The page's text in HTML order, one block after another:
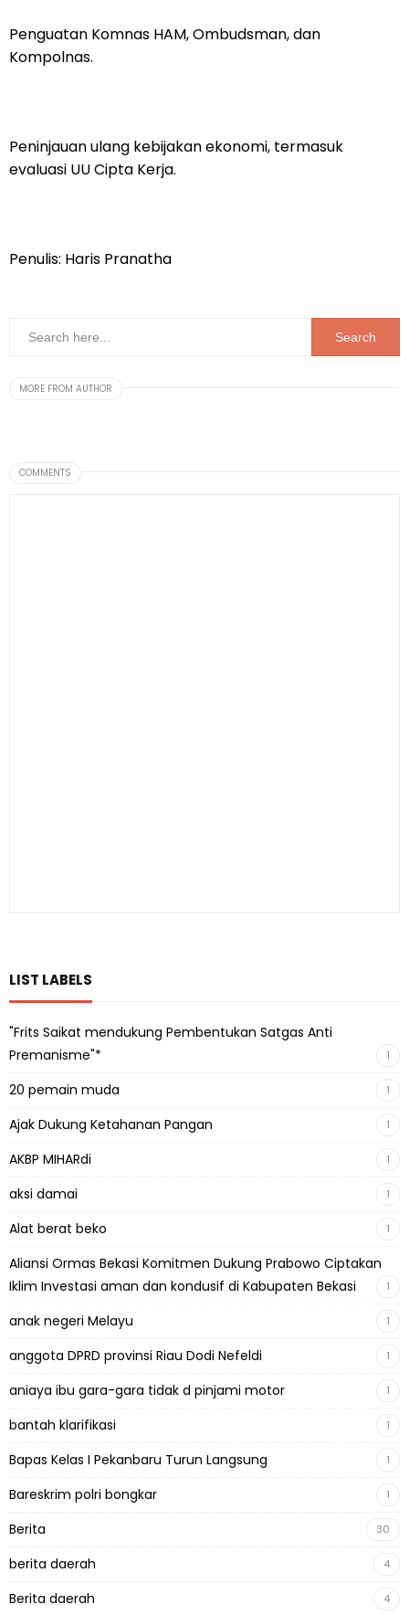
Penguatan Komnas HAM, Ombudsman, dan
Kompolnas.
Peninjauan ulang kebijakan ekonomi, termasuk
evaluasi UU Cipta Kerja.
Penulis: Haris Pranatha
MORE FROM AUTHOR
COMMENTS
LIST LABELS
"Frits Saikat mendukung Pembentukan Satgas Anti
Premanisme"*
1
20 pemain muda 1
Ajak Dukung Ketahanan Pangan 1
AKBP MIHARdi 1
aksi damai 1
Alat berat beko 1
Aliansi Ormas Bekasi Komitmen Dukung Prabowo Ciptakan
Iklim Investasi aman dan kondusif di Kabupaten Bekasi
1
anak negeri Melayu 1
anggota DPRD provinsi Riau Dodi Nefeldi 1
aniaya ibu gara-gara tidak d pinjami motor 1
bantah klarifikasi 1
Bapas Kelas I Pekanbaru Turun Langsung 1
Bareskrim polri bongkar 1
Berita 30
berita daerah 4
Berita daerah 4